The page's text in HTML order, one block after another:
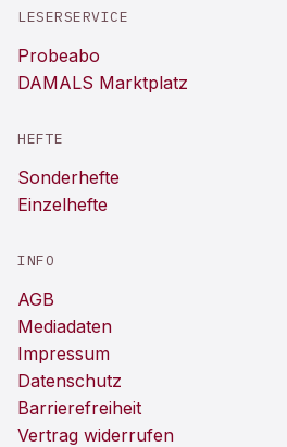
LESERSERVICE
Probeabo
DAMALS Marktplatz
HEFTE
Sonderhefte
Einzelhefte
INFO
AGB
Mediadaten
Impressum
Datenschutz
Barrierefreiheit
Vertrag widerrufen